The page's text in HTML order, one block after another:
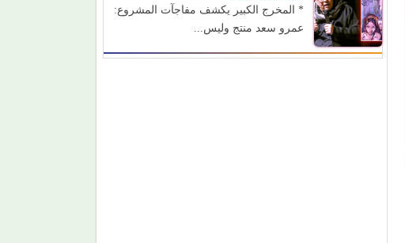
* المخرج الكبير يكشف مفاجآت المشروع:
عمرو سعد منتج وليس...